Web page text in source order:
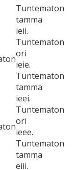
Tuntematon
tamma
ieii.
Tuntematon
ori
ieie.
Tuntematon
tamma
ieei.
Tuntematon
ori
ieee.
Tuntematon
tamma
eiii.